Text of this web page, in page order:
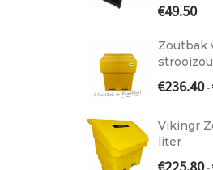
€49.50
Zoutbak
€236.40-
Vikingr
liter
€225.80